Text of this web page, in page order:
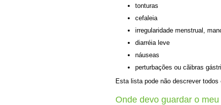
tonturas
cefaleia
irregularidade menstrual,
diarréia leve
náuseas
perturbações ou cãibras
Esta lista pode não descrever
Onde devo guardar o